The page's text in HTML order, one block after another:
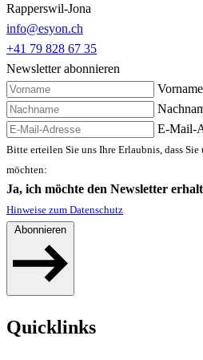
Rapperswil-Jona
info@esyon.ch
+41 79 828 67 35
Newsletter abonnieren
Vorname
E-Mail-
Bitte erteilen Sie uns Ihre Erlaubnis, dass Sie
möchten:
Ja, ich möchte den Newsletter
Hinweise zum Datenschutz
Abonnieren
Quicklinks